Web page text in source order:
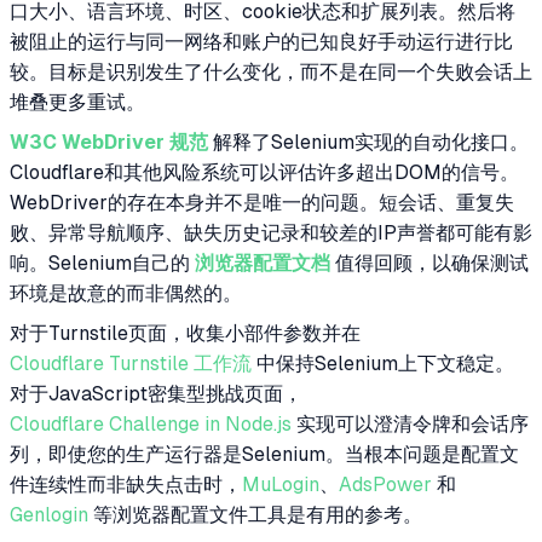
口大小、语言环境、时区、cookie状态和扩展列表。然后将
被阻止的运行与同一网络和账户的已知良好手动运行进行比
较。目标是识别发生了什么变化，而不是在同一个失败会话上
堆叠更多重试。
W3C WebDriver 规范 解释了Selenium实现的自动化接口。
Cloudflare和其他风险系统可以评估许多超出DOM的信号。
WebDriver的存在本身并不是唯一的问题。短会话、重复失
败、异常导航顺序、缺失历史记录和较差的IP声誉都可能有影
响。Selenium自己的 浏览器配置文档 值得回顾，以确保测试
环境是故意的而非偶然的。
对于Turnstile页面，收集小部件参数并在
Cloudflare Turnstile 工作流 中保持Selenium上下文稳定。
对于JavaScript密集型挑战页面，
Cloudflare Challenge in Node.js 实现可以澄清令牌和会话序
列，即使您的生产运行器是Selenium。当根本问题是配置文
件连续性而非缺失点击时， MuLogin AdsPower 和
Genlogin 等浏览器配置文件工具是有用的参考。